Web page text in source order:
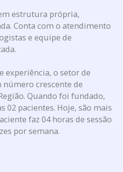
estrutura própria,
Conta com o atendimento
e equipe de
experiência, o setor de
crescente de
Quando foi fundado,
02 pacientes. Hoje, são mais
faz 04 horas de sessão
por semana.